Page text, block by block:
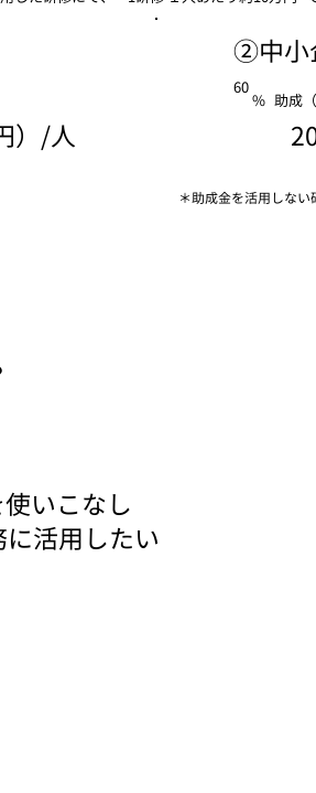
）/人
​②中小
60
% 助成
＊助成金を活用しない
いこなし
に活用したい